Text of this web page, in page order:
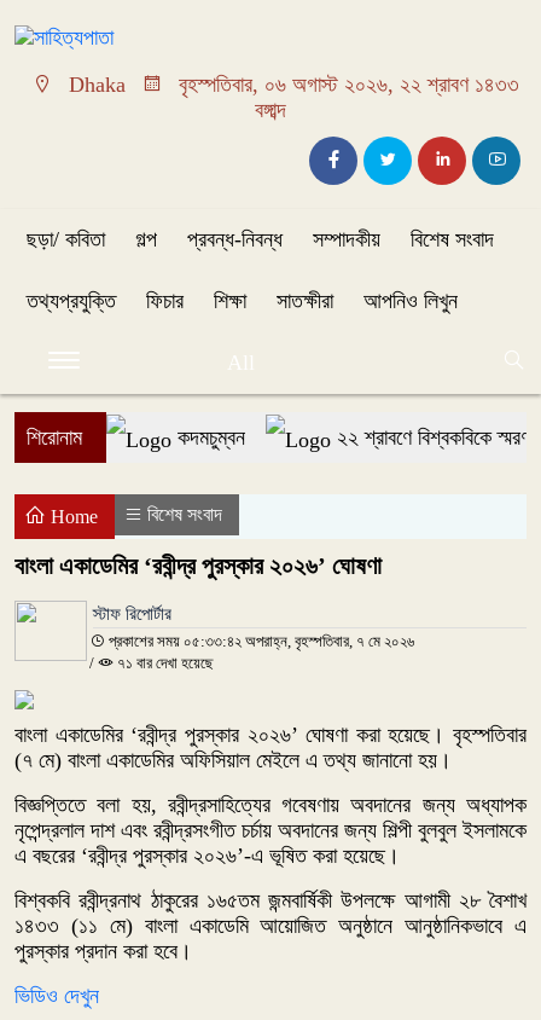
Dhaka
বৃহস্পতিবার, ০৬ অগাস্ট ২০২৬, ২২ শ্রাবণ ১৪৩৩
বঙ্গাব্দ
ছড়া/ কবিতা গল্প প্রবন্ধ-নিবন্ধ সম্পাদকীয় বিশেষ সংবাদ
তথ্যপ্রযুক্তি ফিচার শিক্ষা সাতক্ষীরা আপনিও লিখুন
All
শিরোনাম কদমচুম্বন ২২ শ্রাবণে বিশ্বকবিকে স্মরণ:
Home বিশেষ সংবাদ
বাংলা একাডেমির ‘রবীন্দ্র পুরস্কার ২০২৬’ ঘোষণা
স্টাফ রিপোর্টার
প্রকাশের সময় ০৫:৩৩:৪২ অপরাহ্ন, বৃহস্পতিবার, ৭ মে ২০২৬
/
৭১ বার দেখা হয়েছে
বাংলা একাডেমির ‘রবীন্দ্র পুরস্কার ২০২৬’ ঘোষণা করা হয়েছে। বৃহস্পতিবার
(৭ মে) বাংলা একাডেমির অফিসিয়াল মেইলে এ তথ্য জানানো হয়।
বিজ্ঞপ্তিতে বলা হয়, রবীন্দ্রসাহিত্যের গবেষণায় অবদানের জন্য অধ্যাপক
নৃপেন্দ্রলাল দাশ এবং রবীন্দ্রসংগীত চর্চায় অবদানের জন্য শিল্পী বুলবুল ইসলামকে
এ বছরের ‘রবীন্দ্র পুরস্কার ২০২৬’-এ ভূষিত করা হয়েছে।
বিশ্বকবি রবীন্দ্রনাথ ঠাকুরের ১৬৫তম জন্মবার্ষিকী উপলক্ষে আগামী ২৮ বৈশাখ
১৪৩৩ (১১ মে) বাংলা একাডেমি আয়োজিত অনুষ্ঠানে আনুষ্ঠানিকভাবে এ
পুরস্কার প্রদান করা হবে।
ভিডিও দেখুন